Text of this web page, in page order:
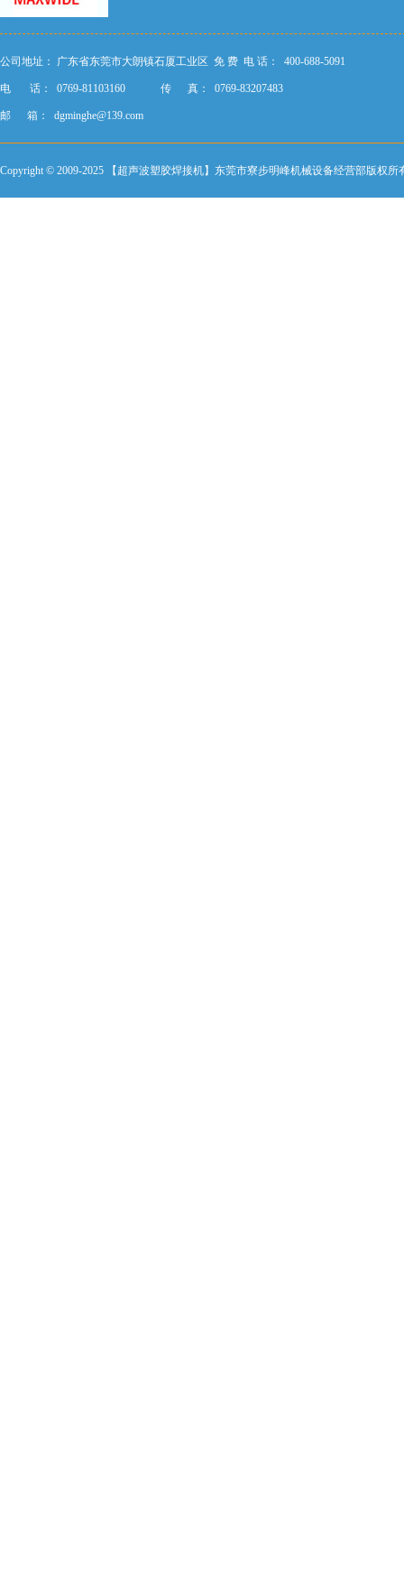
公司地址： 广东省东莞市大朗镇石厦工业区 免 费 电 话： 400-688-5091
电 话： 0769-81103160 传 真： 0769-83207483
邮 箱： dgminghe@139.com
Copyright © 2009-2025 【超声波塑胶焊接机】东莞市寮步明峰机械设备经营部版权